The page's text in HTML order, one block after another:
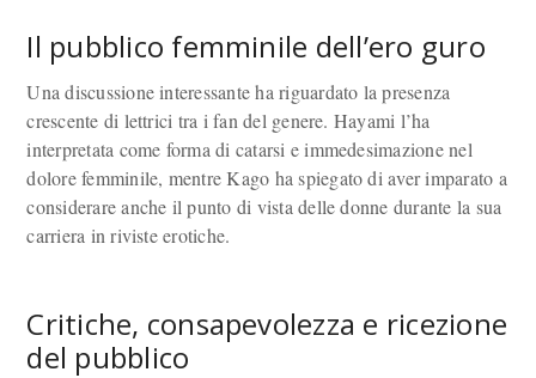
Il pubblico femminile dell’ero guro
Una discussione interessante ha riguardato la presenza
crescente di lettrici tra i fan del genere. Hayami l’ha
interpretata come forma di catarsi e immedesimazione nel
dolore femminile, mentre Kago ha spiegato di aver imparato a
considerare anche il punto di vista delle donne durante la sua
carriera in riviste erotiche.
Critiche, consapevolezza e ricezione
del pubblico